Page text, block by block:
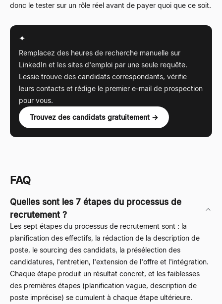
donc le tester sur un rôle réel avant de payer quoi que ce soit.
✦
Remplacez des heures de recherche manuelle sur
LinkedIn et les sites d'emploi par une seule requête.
Lessie trouve des candidats correspondants, vérifie
leurs contacts et rédige le premier e-mail de prospection
pour vous.
Trouvez des candidats gratuitement →
FAQ
Quelles sont les 7 étapes du processus de
recrutement ?
Les sept étapes du processus de recrutement sont : la
planification des effectifs, la rédaction de la description de
poste, le sourcing des candidats, la présélection des
candidatures, l'entretien, l'extension de l'offre et l'intégration.
Chaque étape produit un résultat concret, et les faiblesses
des premières étapes (planification vague, description de
poste imprécise) se cumulent à chaque étape ultérieure.